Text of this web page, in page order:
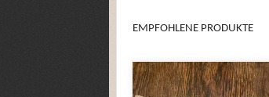
EMPFOHLENE PRODUKTE